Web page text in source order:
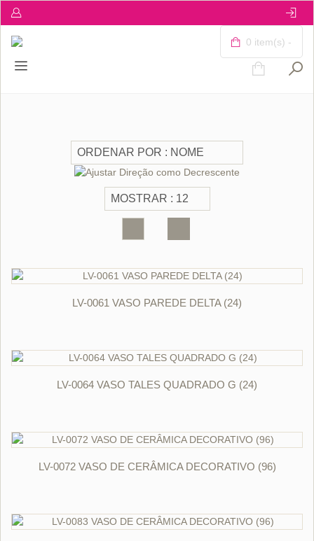
0 item(s) -
LV-0061 VASO PAREDE DELTA (24)
LV-0064 VASO TALES QUADRADO G (24)
LV-0072 VASO DE CERÂMICA DECORATIVO (96)